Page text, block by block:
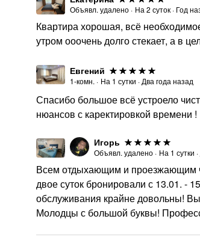
Объявл. удалено · На 2 суток · Год
Квартира хорошая, всё
утром ооочень долго стекает, а в
Евгений
1-комн. · На 1 сутки · Два года назад
Спасибо большое всё устроело
нюансов с каректировкой времени !
Игорь
Объявл. удалено · На 1 сутки ·
Всем отдыхающим и проезжающим
двое суток бронировали с 13.01. -
обслуживания крайне довольны!
Молодцы с большой буквы!